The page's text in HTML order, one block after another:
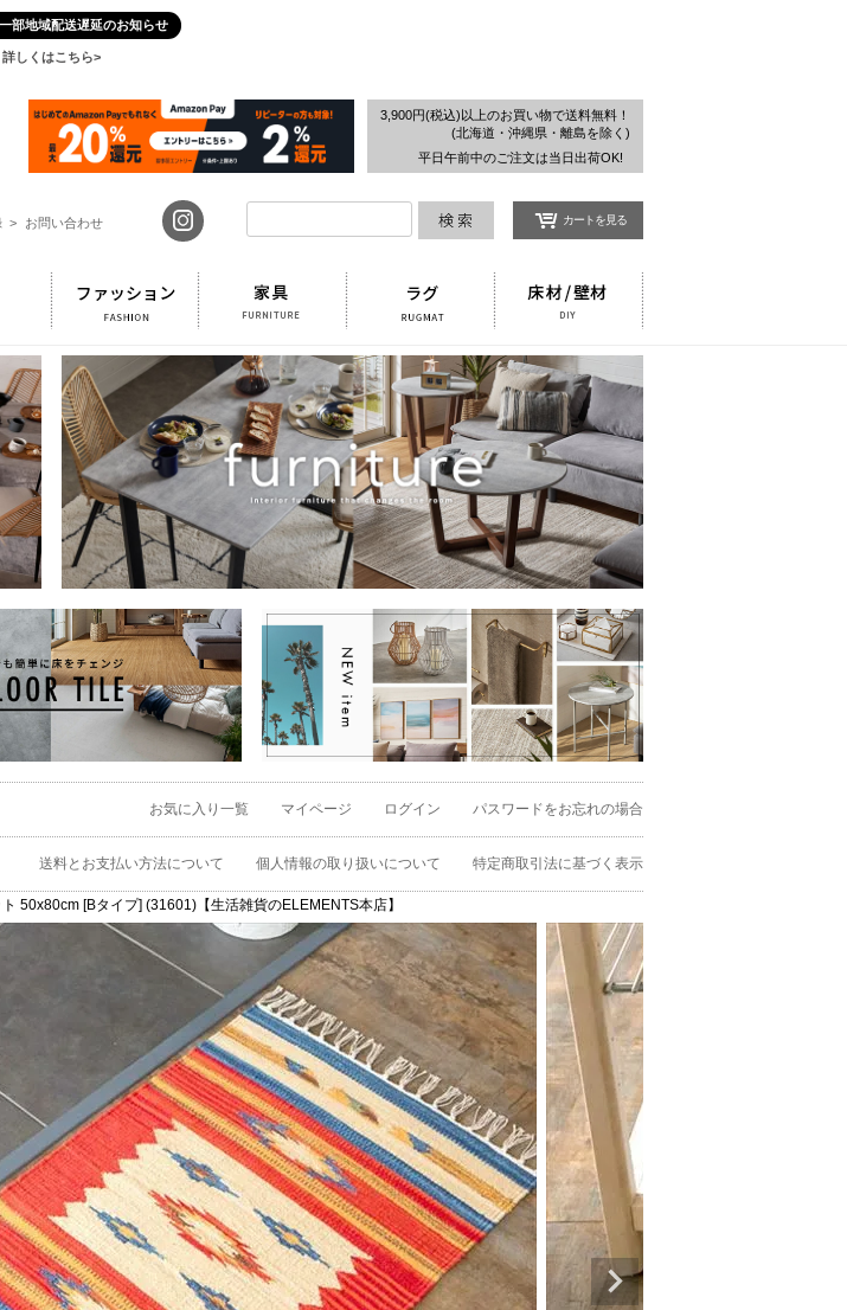
部地域配送遅延のお知らせ
詳しくはこちら>
3,900円(税込)以上のお買い物で送料無料！
(北海道・沖縄県・離島を除く)
平日午前中のご注文は当日出荷OK!
カートを見る
> お問い合わせ
検索
お気に入り一覧 マイページ ログイン パスワードをお忘れの場合
送料とお支払い方法について 個人情報の取り扱いについて 特定商取引法に基づく表示
50x80cm [Bタイプ] (31601)【生活雑貨のELEMENTS本店】